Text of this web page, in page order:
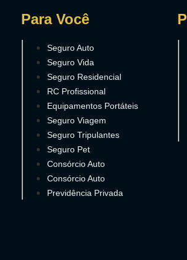
Para Você
Seguro Auto
Seguro Vida
Seguro Residencial
RC Profissional
Equipamentos Portáteis
Seguro Viagem
Seguro Tripulantes
Seguro Pet
Consórcio Auto
Consórcio Auto
Previdência Privada